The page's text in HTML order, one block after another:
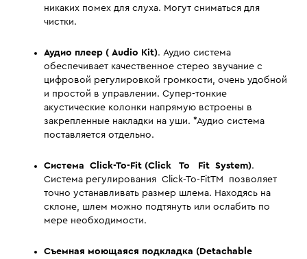
никаких помех для слуха. Могут сниматься для
чистки.
Аудио плеер ( Audio Kit). Аудио система
обеспечивает качественное стерео звучание с
цифровой регулировкой громкости, очень удобной
и простой в управлении. Супер-тонкие
акустические колонки напрямую встроены в
закрепленные накладки на уши. *Аудио система
поставляется отдельно.
Система Click-To-Fit (Click To Fit System).
Система регулирования Click-To-FitTM позволяет
точно устанавливать размер шлема. Находясь на
склоне, шлем можно подтянуть или ослабить по
мере необходимости.
Съемная моющаяся подкладка (Detachable